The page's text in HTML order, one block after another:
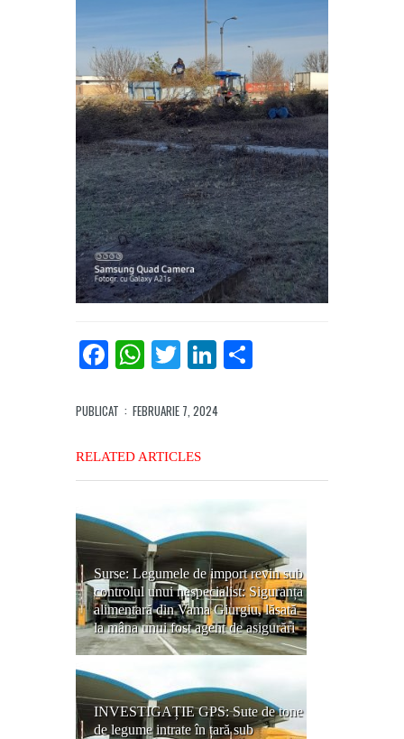
Facebook
WhatsApp
TwitterLinkedIn
PUBLICAT : FEBRUARIE 7, 2024
RELATED ARTICLES
Surse: Legumele de import revin sub
controlul unui nespecialist: Siguranța
alimentară din Vama Giurgiu, lăsată
la mâna unui fost agent de asigurări
INVESTIGAȚIE GPS: Sute de tone
de legume intrate în țară sub